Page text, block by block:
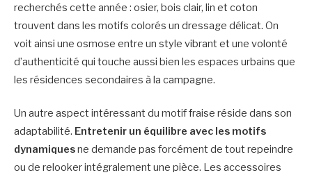
recherchés cette année : osier, bois clair, lin et coton
trouvent dans les motifs colorés un dressage délicat. On
voit ainsi une osmose entre un style vibrant et une volonté
d’authenticité qui touche aussi bien les espaces urbains que
les résidences secondaires à la campagne.
Un autre aspect intéressant du motif fraise réside dans son
adaptabilité. Entretenir un équilibre avec les motifs
dynamiquesne demande pas forcément de tout repeindre
ou de relooker intégralement une pièce. Les accessoires